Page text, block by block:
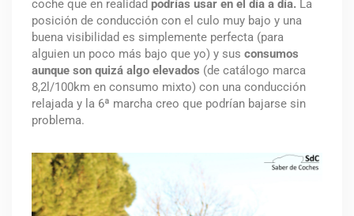
coche que en realidad podrías usar en el día a día. La
posición de conducción con el culo muy bajo y una
buena visibilidad es simplemente perfecta (para
alguien un poco más bajo que yo) y sus consumos
aunque son quizá algo elevados (de catálogo marca
8,2l/100km en consumo mixto) con una conducción
relajada y la 6ª marcha creo que podrían bajarse sin
problema.